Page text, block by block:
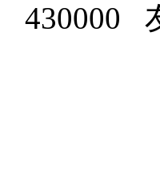
430000